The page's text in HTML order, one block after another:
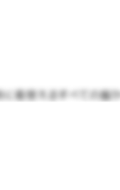
着替えるすべての服